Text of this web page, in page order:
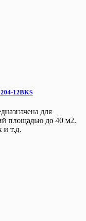
12BKS
для
площадью до 40 м2.
и т.д.